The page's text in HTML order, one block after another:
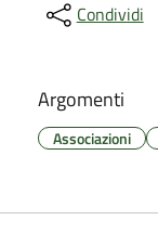
Condividi
Argomenti
Associazioni